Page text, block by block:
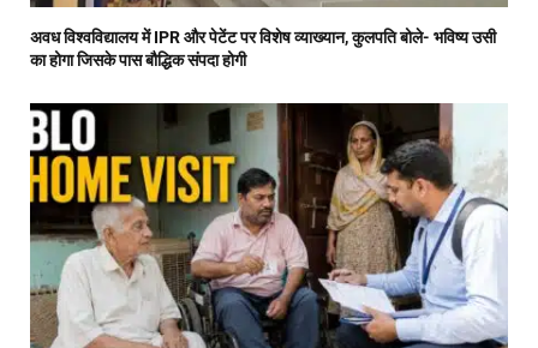
अवध विश्वविद्यालय में IPR और पेटेंट पर विशेष व्याख्यान, कुलपति बोले- भविष्य उसी
का होगा जिसके पास बौद्धिक संपदा होगी